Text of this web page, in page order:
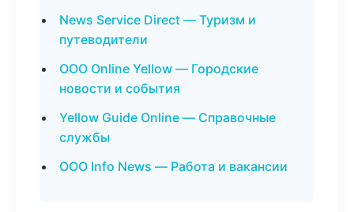
News Service Direct — Туризм и
путеводители
ООО Online Yellow — Городские
новости и события
Yellow Guide Online — Справочные
службы
ООО Info News — Работа и вакансии